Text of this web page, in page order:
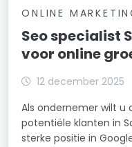
ONLINE
Seo specialist
voor online
12 december 2025
Als ondernemer wilt u
potentiële klanten in
sterke positie in